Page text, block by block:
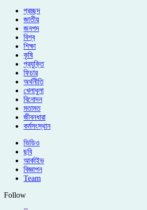
প্রচ্ছদ
জাতীয়
জনপদ
বিশ্ব
শিক্ষা
কৃষি
প্রযুক্তি
ফিচার
অর্থনীতি
খেলাধুলা
বিনোদন
মতামত
জীবনধারা
কর্মসংস্থান
ভিডিও
ছবি
আর্কাইভ
বিজ্ঞাপন
Team
Follow